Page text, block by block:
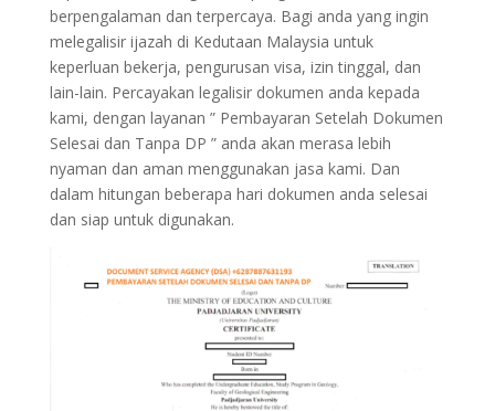
berpengalaman dan terpercaya. Bagi anda yang ingin
melegalisir ijazah di Kedutaan Malaysia untuk
keperluan bekerja, pengurusan visa, izin tinggal, dan
lain-lain. Percayakan legalisir dokumen anda kepada
kami, dengan layanan ” Pembayaran Setelah Dokumen
Selesai dan Tanpa DP ” anda akan merasa lebih
nyaman dan aman menggunakan jasa kami. Dan
dalam hitungan beberapa hari dokumen anda selesai
dan siap untuk digunakan.